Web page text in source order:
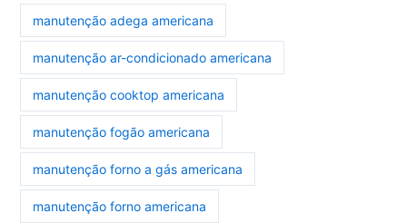
manutenção adega americana
manutenção ar-condicionado americana
manutenção cooktop americana
manutenção fogão americana
manutenção forno a gás americana
manutenção forno americana